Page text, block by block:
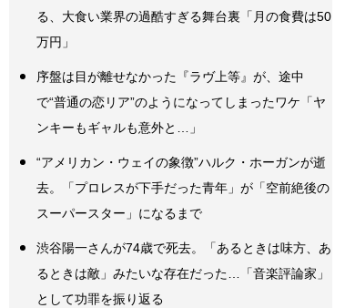
る、大食い業界の過酷すぎる舞台裏「月の食費は50
万円」
序盤は目が離せなかった『ラヴ上等』が、途中
で“普通の恋リア”のようになってしまったワケ「ヤ
ンキーもギャルも意外と…」
“アメリカン・ウェイの象徴”ハルク・ホーガンが逝
去。「プロレスが下手だった青年」が「空前絶後の
スーパースター」になるまで
渋谷陽一さんが74歳で死去。「あるときは味方、あ
るときは敵」みたいな存在だった…「音楽評論家」
として功罪を振り返る